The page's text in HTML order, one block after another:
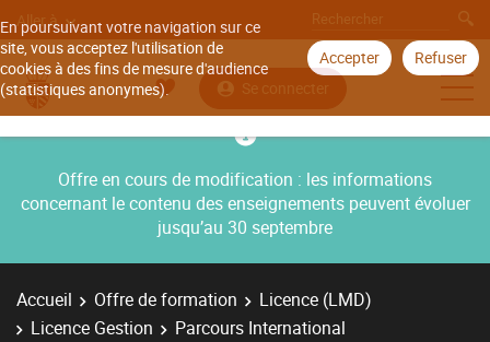
En poursuivant votre navigation sur ce
site, vous acceptez l'utilisation de
cookies à des fins de mesure d'audience
(statistiques anonymes).
Accepter Refuser
Aller à
Se connecter
Offre en cours de modification : les informations
concernant le contenu des enseignements peuvent évoluer
jusqu’au 30 septembre
Accueil Offre de formation
Licence (LMD)
Licence Gestion
Parcours International